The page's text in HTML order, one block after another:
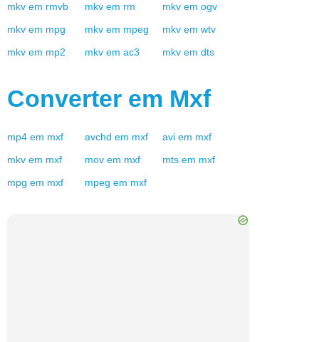
mkv em rmvb mkv em rm mkv em ogv
mkv em mpg mkv em mpeg mkv em wtv
mkv em mp2 mkv em ac3 mkv em dts
Converter em Mxf
mp4 em mxf avchd em mxf avi em mxf
mkv em mxf mov em mxf mts em mxf
mpg em mxf mpeg em mxf